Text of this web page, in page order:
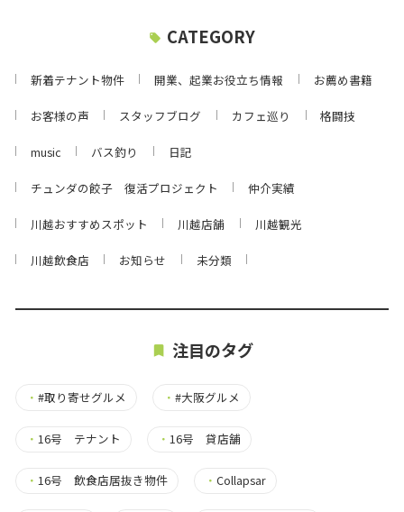
CATEGORY
新着テナント物件 開業、起業お役立ち情報 お薦め書籍
お客様の声 スタッフブログ カフェ巡り 格闘技
music バス釣り 日記
チュンダの餃子 復活プロジェクト 仲介実績
川越おすすめスポット 川越店舗 川越観光
川越飲食店 お知らせ 未分類
注目のタグ
・ #取り寄せグルメ ・#大阪グルメ
・ 16号 テナント ・16号 貸店舗
・ 16号 飲食店居抜き物件 ・Collapsar